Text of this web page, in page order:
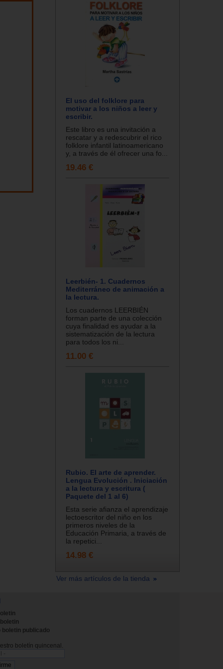
El uso del folklore para
motivar a los niños a leer y
escribir.
Este libro es una invitación a
rescatar y a redescubrir el rico
folklore infantil latinoamericano
y, a través de él ofrecer una fo...
19.46 €
Leerbién- 1. Cuadernos
Mediterráneo de animación a
la lectura.
Los cuadernos LEERBIÉN
forman parte de una colección
cuya finalidad es ayudar a la
sistematización de la lectura
para todos los ni...
11.00 €
Rubio. El arte de aprender.
Lengua Evolución . Iniciación
a la lectura y escritura (
Paquete del 1 al 6)
Esta serie afianza el aprendizaje
lectoescritor del niño en los
primeros niveles de la
Educación Primaria, a través de
la repetici...
14.98 €
Ver más artículos de la tienda
boletin publicado
boletín quincenal.